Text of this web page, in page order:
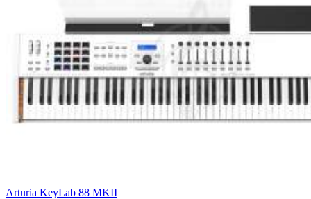
Arturia KeyLab 88 MKII